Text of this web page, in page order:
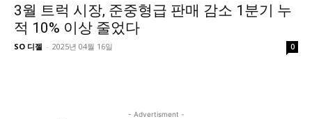
3월 트럭 시장, 준중형급 판매 감소 1분기 누
적 10% 이상 줄었다
SO 디젤 - 2025년 04월 16일 0
- Advertisment -